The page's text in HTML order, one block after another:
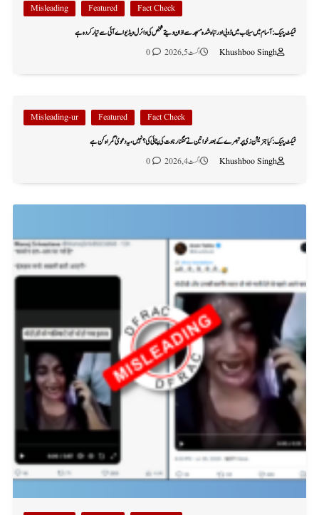
Fact Check
Featured
Misleading
فیکٹ چیک: آسام میں سیلاب میں ڈوبی اور تباہ شدہ مسجد سے اذان دیتے شخص کی وائرل ویڈیو اے آئی سے تیار کردہ ہے
Khushboo Singh
اگست 5, 2026 0
Fact Check
Featured
Misleading-ur
فیکٹ چیک: کیا جنریشن زی پر تبصرے کے بعد خواتین نے کنگنا رناوت کی پٹائی کی؟ نہیں، یہ دعویٰ گمراہ کن ہے
Khushboo Singh
اگست 4, 2026 0